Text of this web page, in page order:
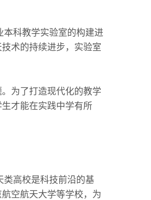
科教学实验室的构建进
术的持续进步，实验室
为了打造现代化的教学
才能在实践中学有所
类高校是科技前沿的基
空航天大学等学校，为